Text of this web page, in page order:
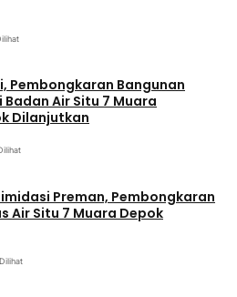
Pembongkaran Bangunan
Air Situ 7 Muara
Dilanjutkan
Preman, Pembongkaran
Air Situ 7 Muara Depok